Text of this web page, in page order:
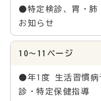
●特定検診、胃・肺
お知らせ
10～11ページ
●年1度 生活習慣病
診・特定保健指導